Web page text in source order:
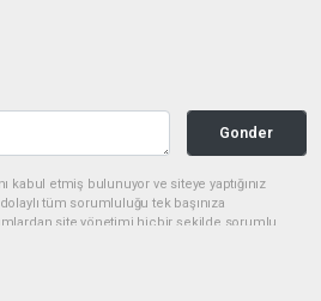
Gonder
kabul etmiş bulunuyor ve siteye yaptığınız
tüm sorumluluğu tek başınıza
site yönetimi hiçbir şekilde sorumlu